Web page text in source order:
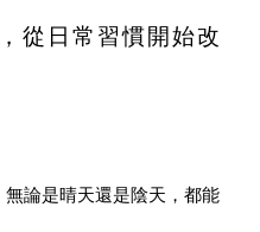
從日常習慣開始改
論是晴天還是陰天，都能